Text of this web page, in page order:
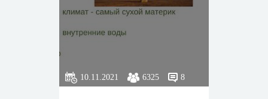
10.11.2021 6325 8